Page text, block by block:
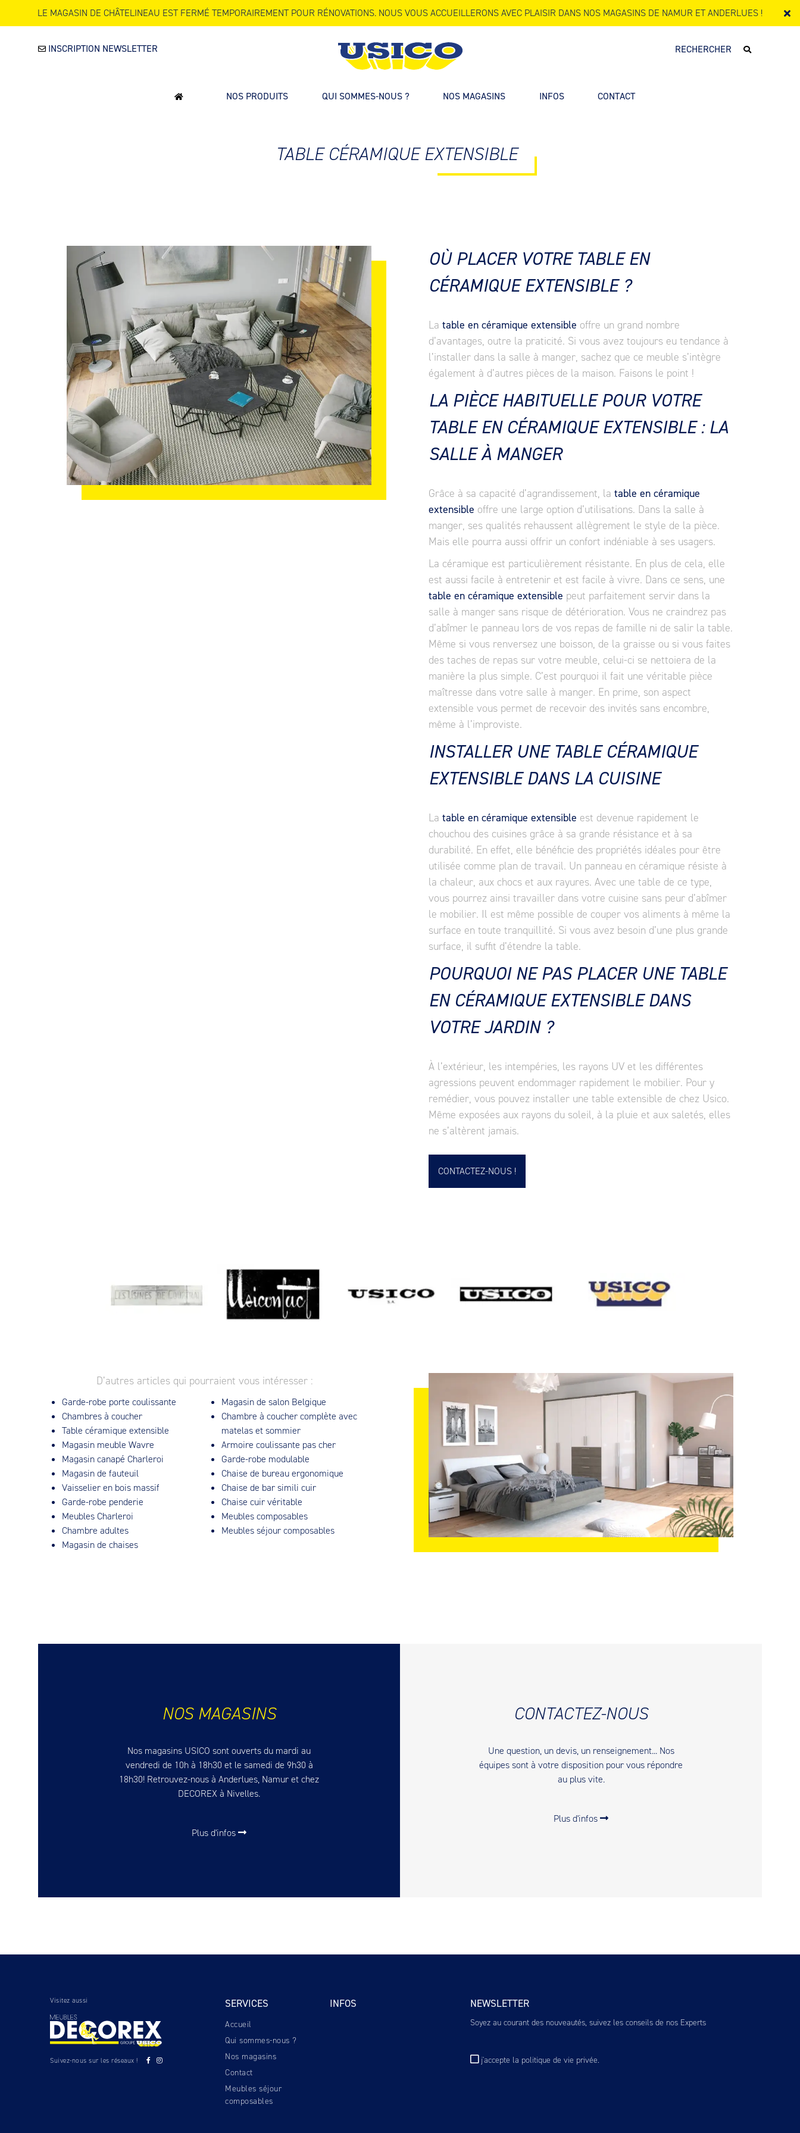
LE MAGASIN DE CHÂTELINEAU EST FERMÉ TEMPORAIREMENT POUR RÉNOVATIONS. NOUS VOUS ACCUEILLERONS AVEC PLAISIR DANS NOS MAGASINS DE NAMUR ET ANDERLUES !
INSCRIPTION NEWSLETTER
NOS PRODUITS QUI SOMMES-NOUS ? NOS MAGASINS INFOS CONTACT
TABLE CÉRAMIQUE EXTENSIBLE
OÙ PLACER VOTRE TABLE EN
CÉRAMIQUE EXTENSIBLE ?
La table en céramique extensible offre un grand nombre
d’avantages, outre la praticité. Si vous avez toujours eu tendance à
l’installer dans la salle à manger, sachez que ce meuble s’intègre
également à d’autres pièces de la maison. Faisons le point !
LA PIÈCE HABITUELLE POUR VOTRE
TABLE EN CÉRAMIQUE EXTENSIBLE : LA
SALLE À MANGER
Grâce à sa capacité d’agrandissement, la table en céramique
extensible offre une large option d’utilisations. Dans la salle à
manger, ses qualités rehaussent allègrement le style de la pièce.
Mais elle pourra aussi offrir un confort indéniable à ses usagers.
La céramique est particulièrement résistante. En plus de cela, elle
est aussi facile à entretenir et est facile à vivre. Dans ce sens, une
table en céramique extensible peut parfaitement servir dans la
salle à manger sans risque de détérioration. Vous ne craindrez pas
d’abîmer le panneau lors de vos repas de famille ni de salir la table.
Même si vous renversez une boisson, de la graisse ou si vous faites
des taches de repas sur votre meuble, celui-ci se nettoiera de la
manière la plus simple. C’est pourquoi il fait une véritable pièce
maîtresse dans votre salle à manger. En prime, son aspect
extensible vous permet de recevoir des invités sans encombre,
même à l’improviste.
INSTALLER UNE TABLE CÉRAMIQUE
EXTENSIBLE DANS LA CUISINE
La table en céramique extensible est devenue rapidement le
chouchou des cuisines grâce à sa grande résistance et à sa
durabilité. En effet, elle bénéficie des propriétés idéales pour être
utilisée comme plan de travail. Un panneau en céramique résiste à
la chaleur, aux chocs et aux rayures. Avec une table de ce type,
vous pourrez ainsi travailler dans votre cuisine sans peur d’abîmer
le mobilier. Il est même possible de couper vos aliments à même la
surface en toute tranquillité. Si vous avez besoin d’une plus grande
surface, il suffit d’étendre la table.
POURQUOI NE PAS PLACER UNE TABLE
EN CÉRAMIQUE EXTENSIBLE DANS
VOTRE JARDIN ?
À l’extérieur, les intempéries, les rayons UV et les différentes
agressions peuvent endommager rapidement le mobilier. Pour y
remédier, vous pouvez installer une table extensible de chez Usico.
Même exposées aux rayons du soleil, à la pluie et aux saletés, elles
ne s’altèrent jamais.
CONTACTEZ-NOUS !
D’autres articles qui pourraient vous intéresser :
Garde-robe porte coulissante
Chambres à coucher
Table céramique extensible
Magasin meuble Wavre
Magasin canapé Charleroi
Magasin de fauteuil
Vaisselier en bois massif
Garde-robe penderie
Meubles Charleroi
Chambre adultes
Magasin de chaises
Magasin de salon Belgique
Chambre à coucher complète avec
matelas et sommier
Armoire coulissante pas cher
Garde-robe modulable
Chaise de bureau ergonomique
Chaise de bar simili cuir
Chaise cuir véritable
Meubles composables
Meubles séjour composables
NOS MAGASINS
Nos magasins USICO sont ouverts du mardi au
vendredi de 10h à 18h30 et le samedi de 9h30 à
18h30! Retrouvez-nous à Anderlues, Namur et chez
DECOREX à Nivelles.
Plus d'infos
CONTACTEZ-NOUS
Une question, un devis, un renseignement... Nos
équipes sont à votre disposition pour vous répondre
au plus vite.
Plus d'infos
Visitez aussi
Suivez-nous sur les réseaux !
SERVICES
Accueil
Qui sommes-nous ?
Nos magasins
Contact
Meubles séjour
composables
INFOS NEWSLETTER
Soyez au courant des nouveautés, suivez les conseils de nos Experts
j'accepte la politique de vie privée.